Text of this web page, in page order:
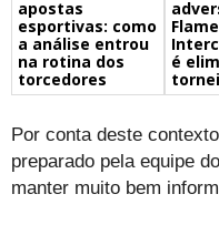
apostas
esportivas: como
a análise entrou
na rotina dos
torcedores
é
Por conta deste
preparado pela equipe
manter muito bem